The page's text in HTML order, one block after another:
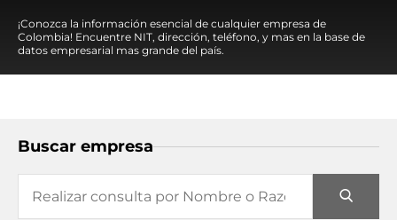
¡Conozca la información esencial de cualquier empresa de
Colombia! Encuentre NIT, dirección, teléfono, y mas en la base de
datos empresarial mas grande del país.
Buscar empresa